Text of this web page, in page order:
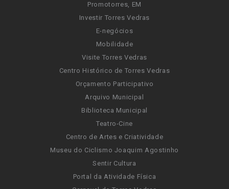
Promotorres, EM
Investir Torres Vedras
E-negócios
Mobilidade
Visite Torres Vedras
Centro Histórico de Torres Vedras
Orçamento Participativo
Arquivo Municipal
Biblioteca Municipal
Teatro-Cine
Centro de Artes e Criatividade
Museu do Ciclismo Joaquim Agostinho
Sentir Cultura
Portal da Atividade Física